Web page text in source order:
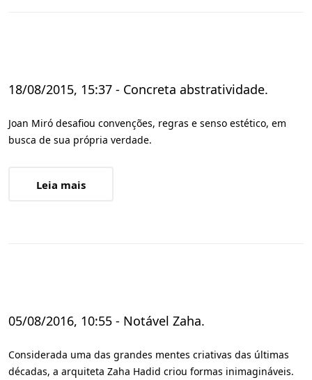
18/08/2015, 15:37 - Concreta abstratividade.
Joan Miró desafiou convenções, regras e senso estético, em
busca de sua própria verdade.
Leia mais
05/08/2016, 10:55 - Notável Zaha.
Considerada uma das grandes mentes criativas das últimas
décadas, a arquiteta Zaha Hadid criou formas inimagináveis.